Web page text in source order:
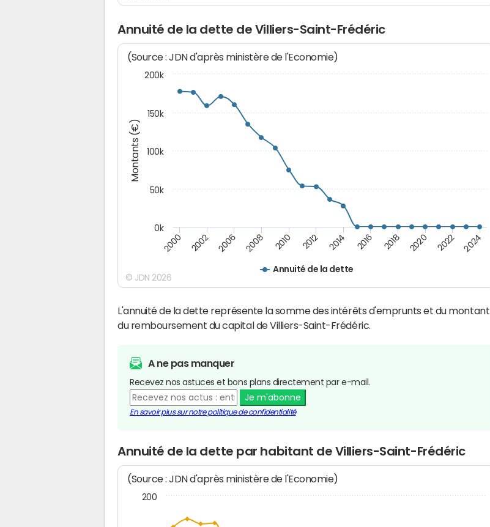
Annuité de la dette de Villiers-Saint-Frédéric
Montants (€)
(Source : JDN d'après ministère de l'Economie)
Annuité de la dette
2000 2002 2006 2008 2010 2012 2014 2016 2018 2020 2022 2024
0k
50k
100k
150k
200k
© JDN 2026
L'annuité de la dette représente la somme des intérêts d'emprunts et du montant
du remboursement du capital de Villiers-Saint-Frédéric.
A ne pas manquer
Recevez nos astuces et bons plans directement par e-mail.
Je m'abonne
En savoir plus sur notre politique de confidentialité
Annuité de la dette par habitant de Villiers-Saint-Frédéric
(Source : JDN d'après ministère de l'Economie)
200